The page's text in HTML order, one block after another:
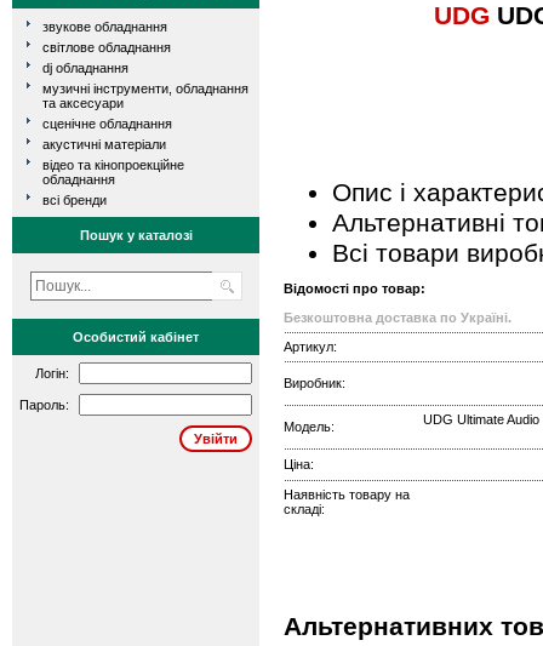
звукове обладнання
світлове обладнання
dj обладнання
музичні інструменти, обладнання
та аксесуари
сценічне обладнання
акустичні матеріали
відео та кінопроекційне
обладнання
всі бренди
Пошук у каталозі
Особистий кабінет
Логін:
Пароль:
UDG
Опис і
Альтернативні
Всі товари
Відомості про товар:
Безкоштовна доставка по Україні.
Артикул:
Виробник:
Модель: UDG Ultimate
Ціна:
Наявність товару на
складі:
Альтернативних